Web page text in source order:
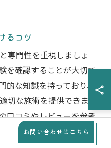
るコツ
専門性を重視しましょ
を確認することが大切で
な知識を持っており、
切な施術を提供できま
口コミやレビューを参考
とも有効です。口コミに
お問い合わせはこちら